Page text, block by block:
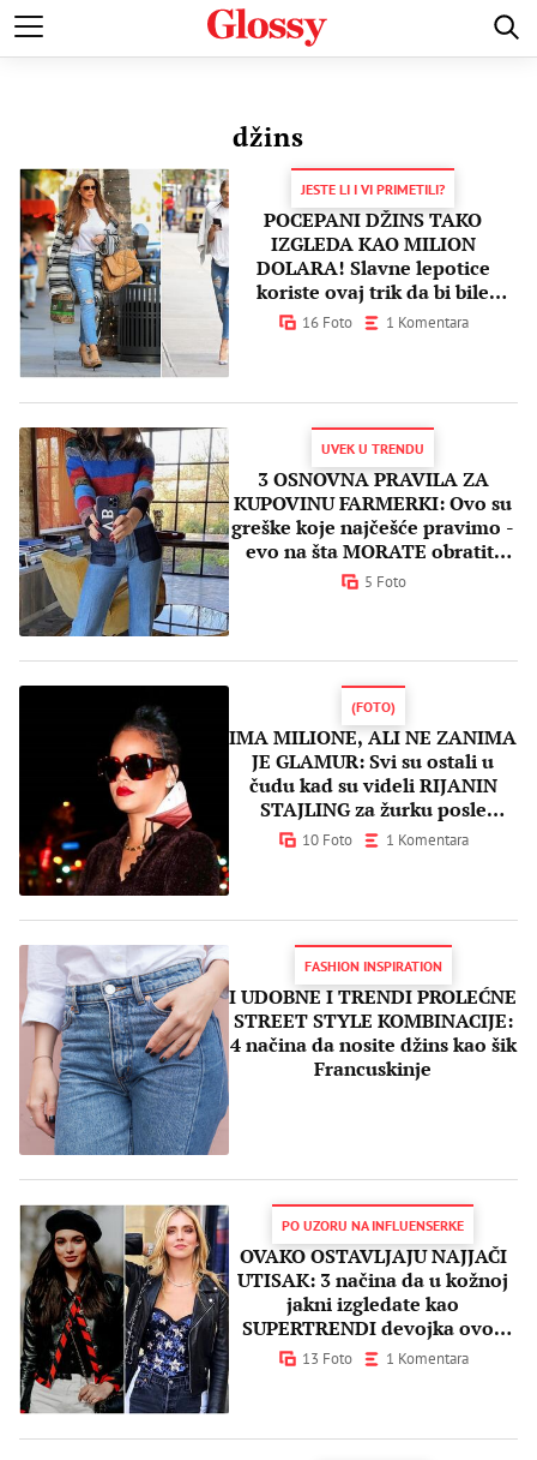
POZNATI MODA I LEPOTA ZDRAVI I SREĆNI LJUBAV
džins
JESTE LI I VI PRIMETILI?
POCEPANI DŽINS TAKO
IZGLEDA KAO MILION
DOLARA! Slavne lepotice
koriste ovaj trik da bi bile
elegantne čak i u farmerkama
16 Foto 1 Komentara
UVEK U TRENDU
3 OSNOVNA PRAVILA ZA
KUPOVINU FARMERKI: Ovo su
greške koje najčešće pravimo -
evo na šta MORATE obratiti
pažnju!
5 Foto
(FOTO)
IMA MILIONE, ALI NE ZANIMA
JE GLAMUR: Svi su ostali u
čudu kad su videli RIJANIN
STAJLING za žurku posle
dodele Oskara
10 Foto 1 Komentara
FASHION INSPIRATION
I UDOBNE I TRENDI PROLEĆNE
STREET STYLE KOMBINACIJE:
4 načina da nosite džins kao šik
Francuskinje
PO UZORU NA INFLUENSERKE
OVAKO OSTAVLJAJU NAJJAČI
UTISAK: 3 načina da u kožnoj
jakni izgledate kao
SUPERTRENDI devojka ovog
proleća
13 Foto 1 Komentara